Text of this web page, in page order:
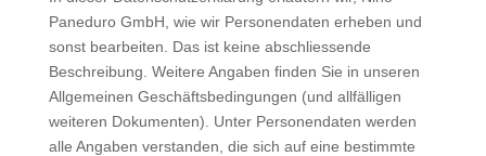
Paneduro GmbH, wie wir Personendaten erheben und
sonst bearbeiten. Das ist keine abschliessende
Beschreibung. Weitere Angaben finden Sie in unseren
Allgemeinen Geschäftsbedingungen (und allfälligen
weiteren Dokumenten). Unter Personendaten werden
alle Angaben verstanden, die sich auf eine bestimmte